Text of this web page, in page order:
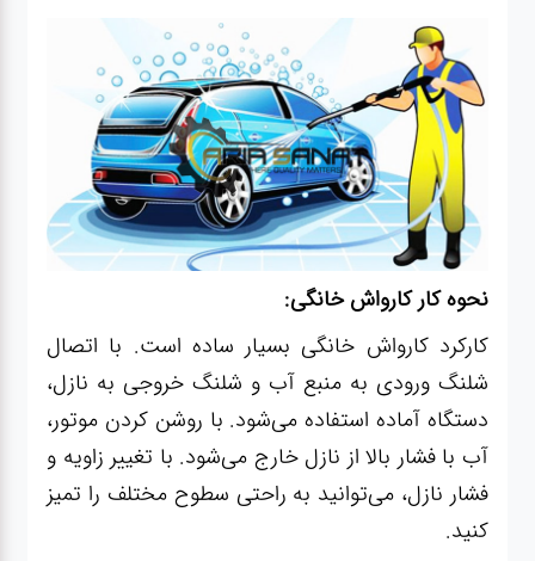
نحوه کار کارواش خانگی:
کارکرد کارواش خانگی بسیار ساده است. با اتصال
شلنگ ورودی به منبع آب و شلنگ خروجی به نازل،
دستگاه آماده استفاده می‌شود. با روشن کردن موتور،
آب با فشار بالا از نازل خارج می‌شود. با تغییر زاویه و
فشار نازل، می‌توانید به راحتی سطوح مختلف را تمیز
کنید.